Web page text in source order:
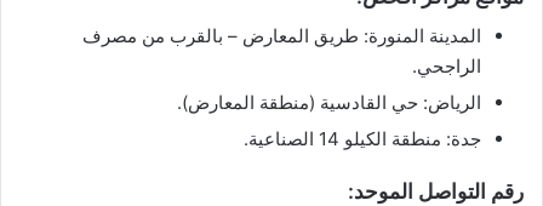
​المدينة المنورة: طريق المعارض – بالقرب من مصرف
الراجحي.
​الرياض: حي القادسية (منطقة المعارض).
​جدة: منطقة الكيلو 14 الصناعية.
​رقم التواصل الموحد: